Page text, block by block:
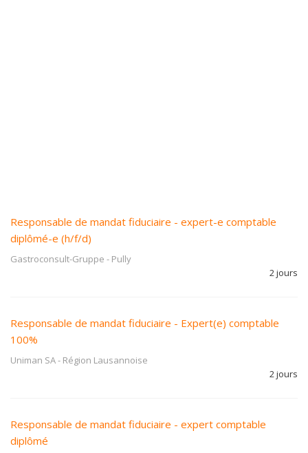
Responsable de mandat fiduciaire - expert-e comptable
diplômé-e (h/f/d)
Gastroconsult-Gruppe - Pully
2 jours
Responsable de mandat fiduciaire - Expert(e) comptable
100%
Uniman SA- Région Lausannoise
2 jours
Responsable de mandat fiduciaire - expert comptable
diplômé